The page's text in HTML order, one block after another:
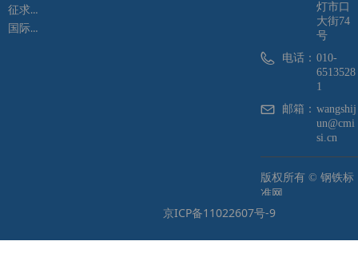
征求意见
国际标准化
灯市口
大街74
号
电话： 010-
6513528
1
邮箱： wangshij
un@cmi
si.cn
版权所有 © 钢铁标
准网
京ICP备11022607号-9